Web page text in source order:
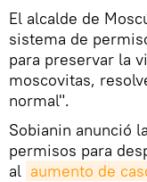
El alcalde de
sistema de
para preservar la
moscovitas,
normal".
Sobianin anunció
permisos para
al aumento de